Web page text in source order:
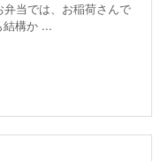
当では、お稲荷さんで
結構か ...